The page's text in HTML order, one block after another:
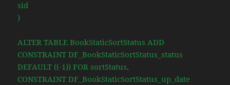
sid
)
ALTER TABLE BookStaticSortStatus ADD
CONSTRAINT DF_BookStaticSortStatus_status
DEFAULT ((-1)) FOR sortStatus,
CONSTRAINT DF_BookStaticSortStatus_up_date